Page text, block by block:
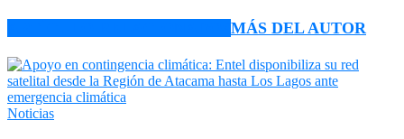
MÁS DEL AUTOR
Noticias